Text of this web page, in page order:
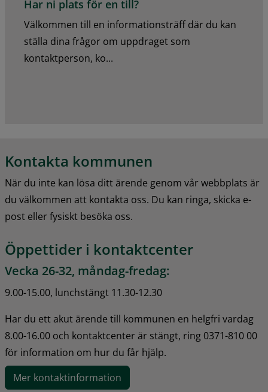
Har ni plats för en till?
Välkommen till en informationsträff där du kan
ställa dina frågor om uppdraget som
kontaktperson, ko...
Kontakta kommunen
När du inte kan lösa ditt ärende genom vår webbplats är
du välkommen att kontakta oss. Du kan ringa, skicka e-
post eller fysiskt besöka oss.
Öppettider i kontaktcenter
Vecka 26-32, måndag-fredag:
9.00-15.00, lunchstängt 11.30-12.30
Har du ett akut ärende till kommunen en helgfri vardag
8.00-16.00 och kontaktcenter är stängt, ring 0371-810 00
för information om hur du får hjälp.
Mer kontaktinformation